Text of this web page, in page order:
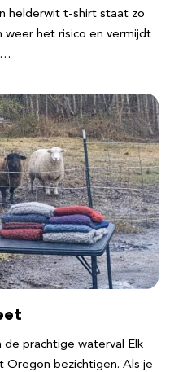
helderwit t-shirt staat zo
weer het risico en vermijdt
de prachtige waterval Elk
Oregon bezichtigen. Als je